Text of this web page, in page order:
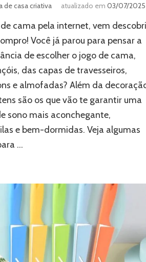
de casa criativa atualizado em 03/07/2025
cama pela internet, vem
Você já parou para pensar a
de escolher o jogo de cama,
das capas de travesseiros,
e almofadas? Além da
são os que vão te garantir uma
sono mais aconchegante,
e bem-dormidas. Veja algumas
…